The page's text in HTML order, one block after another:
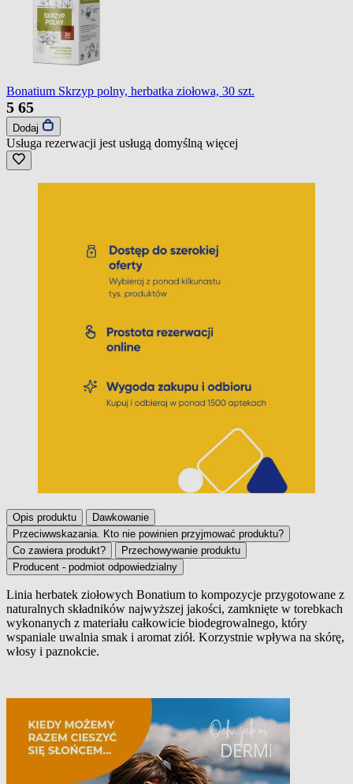
Bonatium Skrzyp polny, herbatka ziołowa, 30 szt.
5 65
Dodaj
Usługa rezerwacji jest usługą domyślną więcej
Opis produktu
Dawkowanie
Przeciwwskazania. Kto nie powinien przyjmować produktu?
Co zawiera produkt?
Przechowywanie produktu
Producent - podmiot odpowiedzialny
Opis produktu
Linia herbatek ziołowych Bonatium to kompozycje przygotowane z
naturalnych składników najwyższej jakości, zamknięte w torebkach
wykonanych z materiału całkowicie biodegrowalnego, który
wspaniale uwalnia smak i aromat ziół. Korzystnie wpływa na skórę,
włosy i paznokcie.